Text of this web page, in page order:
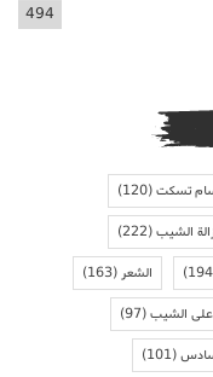
494
تسكت(120)
الشيب(222)
الشعر(163)
على الشيب(97)
(101)